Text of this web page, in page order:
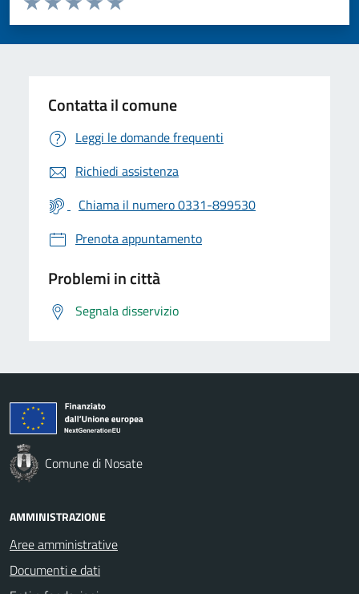
Valuta 5 stelle su 5
Valuta 4 stelle su 5
Valuta 3 stelle su 5
Valuta 2 stelle su 5
Valuta 1 stelle su 5
Contatta il comune
Leggi le domande frequenti
Richiedi assistenza
Chiama il numero 0331-899530
Prenota appuntamento
Problemi in città
Segnala disservizio
Comune di Nosate
AMMINISTRAZIONE
Aree amministrative
Documenti e dati